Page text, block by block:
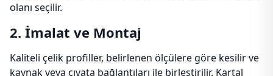
olanı seçilir.
2. İmalat ve Montaj
Kaliteli çelik profiller, belirlenen ölçülere göre kesilir ve
kaynak veya cıvata bağlantıları ile birleştirilir. Kartal